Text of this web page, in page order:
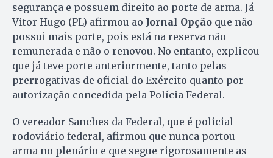
segurança e possuem direito ao porte de arma. Já
Vitor Hugo (PL) afirmou ao Jornal Opção que não
possui mais porte, pois está na reserva não
remunerada e não o renovou. No entanto, explicou
que já teve porte anteriormente, tanto pelas
prerrogativas de oficial do Exército quanto por
autorização concedida pela Polícia Federal.
O vereador Sanches da Federal, que é policial
rodoviário federal, afirmou que nunca portou
arma no plenário e que segue rigorosamente as